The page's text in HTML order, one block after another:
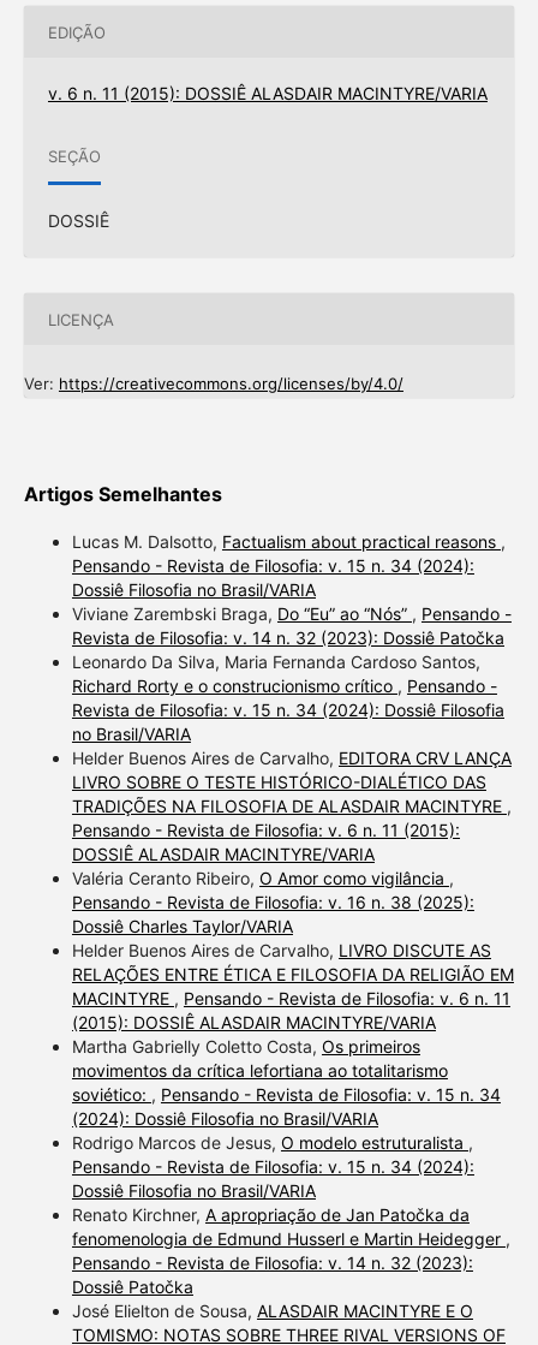
EDIÇÃO
v. 6 n. 11 (2015): DOSSIÊ ALASDAIR MACINTYRE/VARIA
SEÇÃO
DOSSIÊ
LICENÇA
Ver: https://creativecommons.org/licenses/by/4.0/
Artigos Semelhantes
Lucas M. Dalsotto, Factualism about practical reasons ,
Pensando - Revista de Filosofia: v. 15 n. 34 (2024):
Dossiê Filosofia no Brasil/VARIA
Viviane Zarembski Braga, Do “Eu” ao “Nós” , Pensando -
Revista de Filosofia: v. 14 n. 32 (2023): Dossiê Patočka
Leonardo Da Silva, Maria Fernanda Cardoso Santos,
Richard Rorty e o construcionismo crítico , Pensando -
Revista de Filosofia: v. 15 n. 34 (2024): Dossiê Filosofia
no Brasil/VARIA
Helder Buenos Aires de Carvalho, EDITORA CRV LANÇA
LIVRO SOBRE O TESTE HISTÓRICO-DIALÉTICO DAS
TRADIÇÕES NA FILOSOFIA DE ALASDAIR MACINTYRE ,
Pensando - Revista de Filosofia: v. 6 n. 11 (2015):
DOSSIÊ ALASDAIR MACINTYRE/VARIA
Valéria Ceranto Ribeiro, O Amor como vigilância ,
Pensando - Revista de Filosofia: v. 16 n. 38 (2025):
Dossiê Charles Taylor/VARIA
Helder Buenos Aires de Carvalho, LIVRO DISCUTE AS
RELAÇÕES ENTRE ÉTICA E FILOSOFIA DA RELIGIÃO EM
MACINTYRE , Pensando - Revista de Filosofia: v. 6 n. 11
(2015): DOSSIÊ ALASDAIR MACINTYRE/VARIA
Martha Gabrielly Coletto Costa, Os primeiros
movimentos da crítica lefortiana ao totalitarismo
soviético: , Pensando - Revista de Filosofia: v. 15 n. 34
(2024): Dossiê Filosofia no Brasil/VARIA
Rodrigo Marcos de Jesus, O modelo estruturalista ,
Pensando - Revista de Filosofia: v. 15 n. 34 (2024):
Dossiê Filosofia no Brasil/VARIA
Renato Kirchner, A apropriação de Jan Patočka da
fenomenologia de Edmund Husserl e Martin Heidegger ,
Pensando - Revista de Filosofia: v. 14 n. 32 (2023):
Dossiê Patočka
José Elielton de Sousa, ALASDAIR MACINTYRE E O
TOMISMO: NOTAS SOBRE THREE RIVAL VERSIONS OF